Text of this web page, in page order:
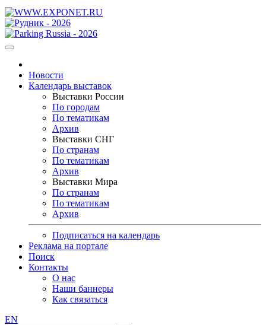
Новости
Календарь выставок
Выставки России
По городам
По тематикам
Архив
Выставки СНГ
По странам
По тематикам
Архив
Выставки Мира
По странам
По тематикам
Архив
Подписаться на календарь
Реклама на портале
Поиск
Контакты
О нас
Наши баннеры
Как связаться
EN